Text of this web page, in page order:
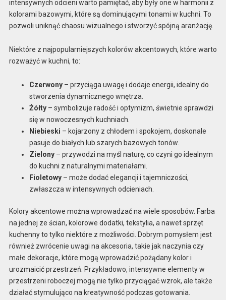
intensywnych odcieni warto pamiętać, aby były one w harmonii z
kolorami bazowymi, które są dominującymi tonami w kuchni. To
pozwoli uniknąć chaosu wizualnego i stworzyć spójną aranżację.
Niektóre z najpopularniejszych kolorów akcentowych, które warto
rozważyć w kuchni, to:
Czerwony– przyciąga uwagę i dodaje energii, idealny do
stworzenia dynamicznego wnętrza.
Żółty– symbolizuje radość i optymizm, świetnie sprawdzi
się w nowoczesnych kuchniach.
Niebieski – kojarzony z chłodem i spokojem, doskonale
pasuje do białych lub szarych bazowych tonów.
Zielony– przywodzi na myśl naturę, co czyni go idealnym
do kuchni z naturalnymi materiałami.
Fioletowy– może dodać elegancji i tajemniczości,
zwłaszcza w intensywnych odcieniach.
Kolory akcentowe można wprowadzać na wiele sposobów. Farba
na jednej ze ścian, kolorowe dodatki, tekstylia, a nawet sprzęt
kuchenny to tylko niektóre z możliwości. Dobrym pomysłem jest
również zwrócenie uwagi na akcesoria, takie jak naczynia czy
małe dekoracje, które mogą wprowadzić pożądany kolor i
urozmaicić przestrzeń. Przykładowo, intensywne elementy w
przestrzeni roboczej mogą nie tylko przyciągać wzrok, ale także
działać stymulująco na kreatywność podczas gotowania.